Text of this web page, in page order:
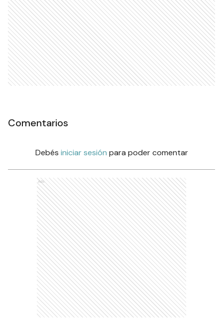
Comentarios
Debés iniciar sesión para poder comentar
Ads